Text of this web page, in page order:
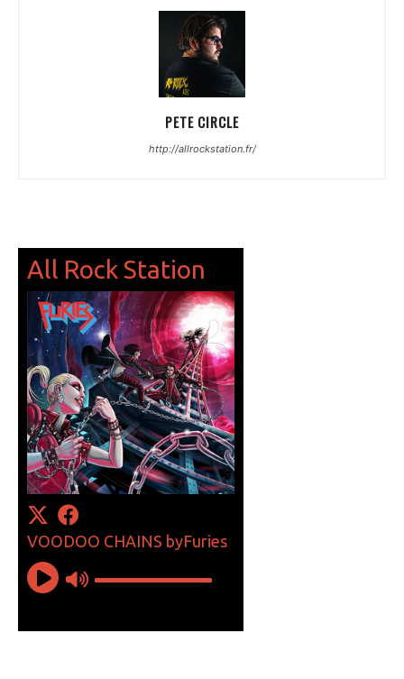
PETE CIRCLE
http://allrockstation.fr/